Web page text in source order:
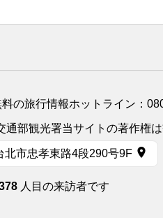
の旅行情報ホットライン：
通部観光署当サイトの著作権
北市忠孝東路4段290号9F
人目の来訪者です